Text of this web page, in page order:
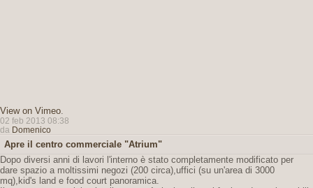
View on Vimeo.
02 feb 2013 08:38
da Domenico
Apre il centro commerciale "Atrium"
Dopo diversi anni di lavori l'interno è stato completamente modificato per
dare spazio a moltissimi negozi (200 circa),uffici (su un'area di 3000
mq),kid's land e food court panoramica.